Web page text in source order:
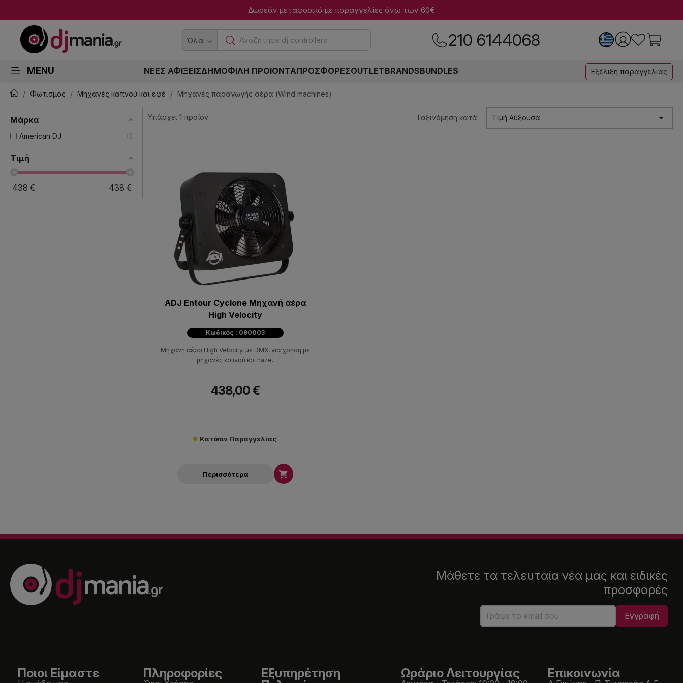
Δωρεάν μεταφορικά με παραγγελίες άνω των 60€
Όλα Αναζήτησε dj controllers 210 6144068
MENU ΝΕΕΣ ΑΦΙΞΕΙΣΔΗΜΟΦΙΛΗ ΠΡΟΙΟΝΤΑΠΡΟΣΦΟΡΕΣOUTLETBRANDSBUNDLES Εξέλιξη παραγγελίας
Φωτισμός Μηχανές καπνού και εφέ Μηχανές παραγωγής αέρα (Wind machines)
Μάρκα
American DJ 1
Τιμή
438 € 438 €
Υπάρχει 1 προϊόν. Ταξινόμηση κατά: Τιμή Αύξουσα 
ADJ Entour Cyclone Μηχανή αέρα
High Velocity
Κωδικός : 090003
Μηχανή αέρα High Velocity, με DMX, για χρήση με
μηχανές καπνού και haze.
438,00 €
Κατόπιν Παραγγελίας
Περισσότερα 
Μάθετε τα τελευταία νέα μας και ειδικές
προσφορές
Ποιοι Είμαστε Πληροφορίες
Εξυπηρέτηση
Ωράριο Λειτουργίας Επικοινωνία